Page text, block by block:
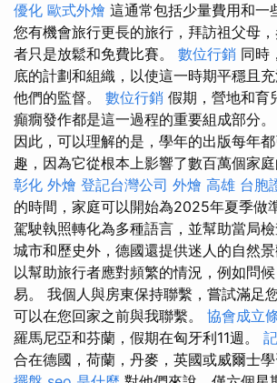
優化 歐式外燴 這通常包括少量費用和一
您有機會旅行更長的旅行，拜訪祖父母
者只是放鬆和免費比賽。 數位行銷 同時
底的計劃和組織，以使這一時期平穩且
他們的監督。 數位行銷 假期，營地和育
癲癇發作都是這一過程的重要組成部分。
因此，可以理解的是，學年的出版每年
趣，因為它從根本上影響了數百萬個家庭
彰化 外燴 登記台灣公司 外燴 高雄 台胞
的時間，家庭可以開始為2025年夏季做
駕駛執照轉化為多種語言，並幫助當局
城市和歷史外，德國還提供迷人的自然
以幫助旅行者應對頻繁的情況，例如問
易。 我個人與房東保持聯繫，嘗試滿足
可以在您回家之前與我聯繫。 協會成立
羅馬尼亞和芬蘭，假期在匈牙利11週。
合在德國，荷蘭，丹麥，英國或威爾士學